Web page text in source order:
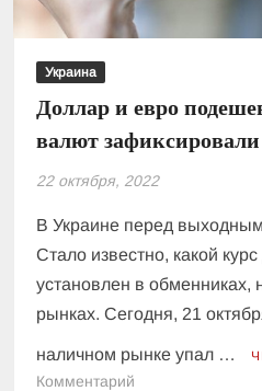
Украина
Доллар и евро
валют
22 октября, 2022
В Украине перед
Стало известно, какой
установлен в обменниках,
рынках. Сегодня, 21
наличном рынке упал …
Комментарий